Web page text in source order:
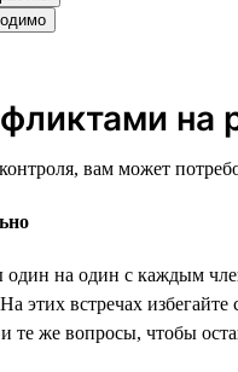
на
вам может
на один с каждым
этих встречах
те же вопросы, чтобы